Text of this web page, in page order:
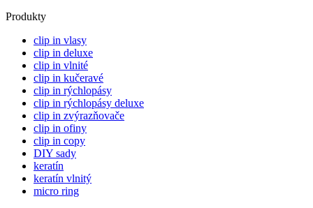
Produkty
clip in vlasy
clip in deluxe
clip in vlnité
clip in kučeravé
clip in rýchlopásy
clip in rýchlopásy deluxe
clip in zvýrazňovače
clip in ofiny
clip in copy
DIY sady
keratín
keratín vlnitý
micro ring